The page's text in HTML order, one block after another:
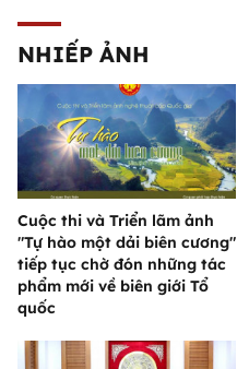
NHIẾP ẢNH
Cuộc thi và Triển lãm ảnh
"Tự hào một dải biên cương"
tiếp tục chờ đón những tác
phẩm mới về biên giới Tổ
quốc